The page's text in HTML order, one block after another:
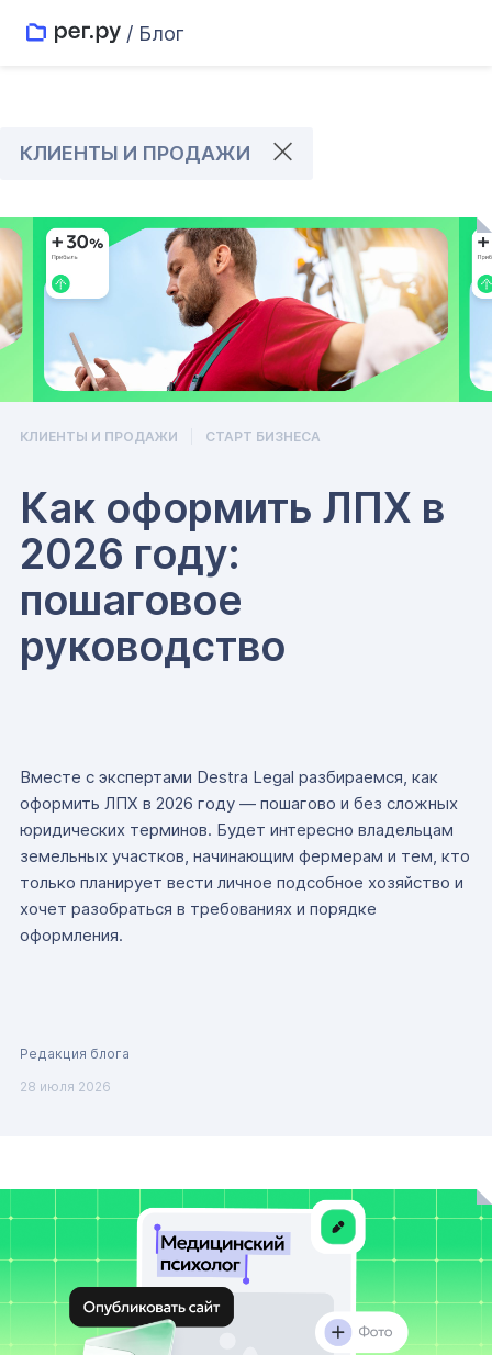
/ Блог
КЛИЕНТЫ И ПРОДАЖИ
КЛИЕНТЫ И ПРОДАЖИ СТАРТ БИЗНЕСА
Как оформить ЛПХ в
2026 году:
пошаговое
руководство
Вместе с экспертами Destra Legal разбираемся, как
оформить ЛПХ в 2026 году — пошагово и без сложных
юридических терминов. Будет интересно владельцам
земельных участков, начинающим фермерам и тем, кто
только планирует вести личное подсобное хозяйство и
хочет разобраться в требованиях и порядке
оформления.
Редакция блога
28 июля 2026